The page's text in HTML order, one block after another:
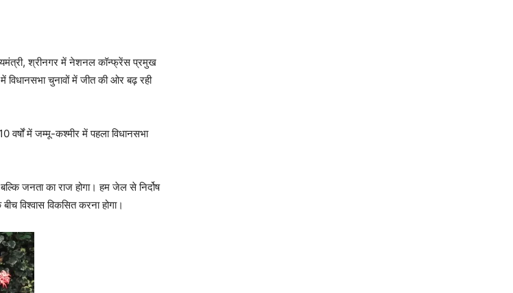
श्रीनगर में नेशनल कॉन्फ्रेंस प्रमुख
चुनावों में जीत की ओर बढ़ रही
में जम्मू-कश्मीर में पहला विधानसभा
जनता का राज होगा। हम जेल से निर्दोष
विश्वास विकसित करना होगा।